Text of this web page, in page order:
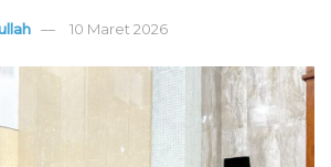
10 Maret 2026